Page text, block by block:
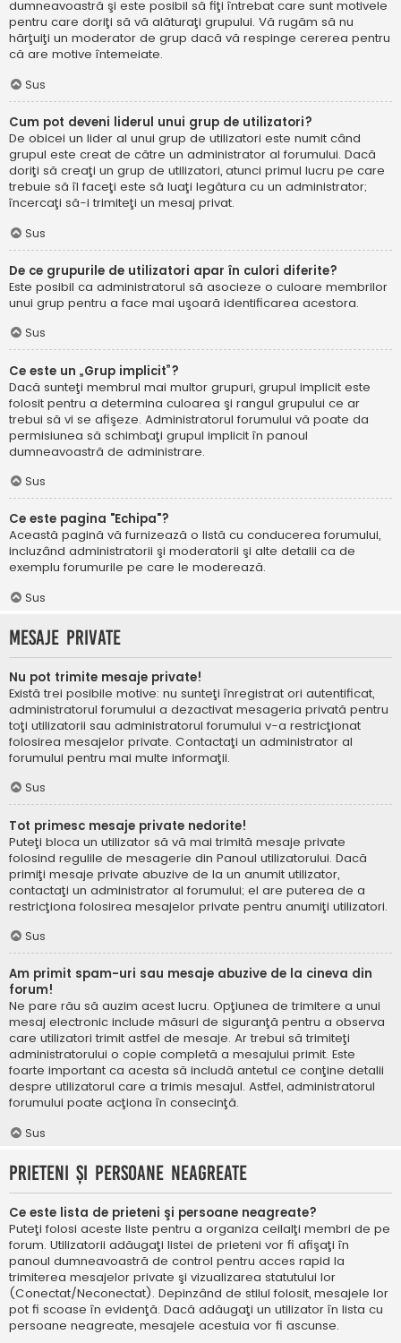
dumneavoastră şi este posibil să fiţi întrebat care sunt motivele
pentru care doriţi să vă alăturaţi grupului. Vă rugăm să nu
hărţuiţi un moderator de grup dacă vă respinge cererea pentru
că are motive întemeiate.
Sus
Cum pot deveni liderul unui grup de utilizatori?
De obicei un lider al unui grup de utilizatori este numit când
grupul este creat de către un administrator al forumului. Dacă
doriţi să creaţi un grup de utilizatori, atunci primul lucru pe care
trebuie să îl faceţi este să luaţi legătura cu un administrator;
încercaţi să-i trimiteţi un mesaj privat.
Sus
De ce grupurile de utilizatori apar în culori diferite?
Este posibil ca administratorul să asocieze o culoare membrilor
unui grup pentru a face mai uşoară identificarea acestora.
Sus
Ce este un „Grup implicit”?
Dacă sunteţi membrul mai multor grupuri, grupul implicit este
folosit pentru a determina culoarea şi rangul grupului ce ar
trebui să vi se afişeze. Administratorul forumului vă poate da
permisiunea să schimbaţi grupul implicit în panoul
dumneavoastră de administrare.
Sus
Ce este pagina "Echipa"?
Această pagină vă furnizează o listă cu conducerea forumului,
incluzând administratorii şi moderatorii şi alte detalii ca de
exemplu forumurile pe care le moderează.
Sus
Mesaje private
Nu pot trimite mesaje private!
Există trei posibile motive: nu sunteţi înregistrat ori autentificat,
administratorul forumului a dezactivat mesageria privată pentru
toţi utilizatorii sau administratorul forumului v-a restricţionat
folosirea mesajelor private. Contactaţi un administrator al
forumului pentru mai multe informaţii.
Sus
Tot primesc mesaje private nedorite!
Puteţi bloca un utilizator să vă mai trimită mesaje private
folosind regulile de mesagerie din Panoul utilizatorului. Dacă
primiţi mesaje private abuzive de la un anumit utilizator,
contactaţi un administrator al forumului; el are puterea de a
restricţiona folosirea mesajelor private pentru anumiţi utilizatori.
Sus
Am primit spam-uri sau mesaje abuzive de la cineva din
forum!
Ne pare rău să auzim acest lucru. Opţiunea de trimitere a unui
mesaj electronic include măsuri de siguranţă pentru a observa
care utilizatori trimit astfel de mesaje. Ar trebui să trimiteţi
administratorului o copie completă a mesajului primit. Este
foarte important ca acesta să includă antetul ce conţine detalii
despre utilizatorul care a trimis mesajul. Astfel, administratorul
forumului poate acţiona în consecinţă.
Sus
Prieteni şi persoane neagreate
Ce este lista de prieteni şi persoane neagreate?
Puteţi folosi aceste liste pentru a organiza ceilalţi membri de pe
forum. Utilizatorii adăugaţi listei de prieteni vor fi afişaţi în
panoul dumneavoastră de control pentru acces rapid la
trimiterea mesajelor private şi vizualizarea statutului lor
(Conectat/Neconectat). Depinzând de stilul folosit, mesajele lor
pot fi scoase în evidenţă. Dacă adăugaţi un utilizator în lista cu
persoane neagreate, mesajele acestuia vor fi ascunse.